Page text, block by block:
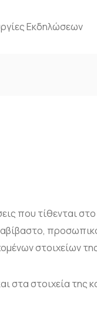
Εκδηλώσεων
που τίθενται
στοιχείων
στα στοιχεία της